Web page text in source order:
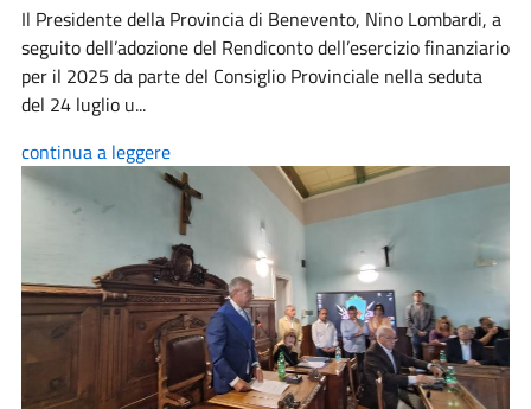
Il Presidente della Provincia di Benevento, Nino Lombardi, a
seguito dell’adozione del Rendiconto dell’esercizio finanziario
per il 2025 da parte del Consiglio Provinciale nella seduta
del 24 luglio u...
continua a leggere